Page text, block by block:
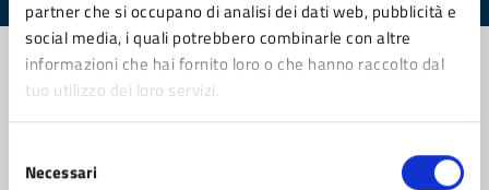
partner che si occupano di analisi dei dati web, pubblicità e
social media, i quali potrebbero combinarle con altre
informazioni che hai fornito loro o che hanno raccolto dal
tuo utilizzo dei loro servizi.
delNecessari
Contatta il comune
Leggi le domande frequenti